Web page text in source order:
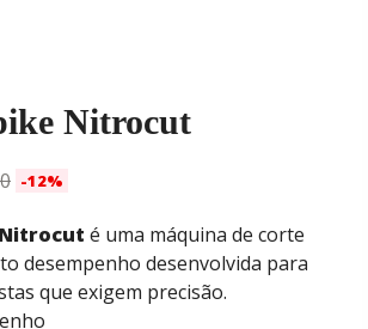
Nitrocut
-12%
é uma máquina de corte
desempenho desenvolvida para
que exigem precisão.